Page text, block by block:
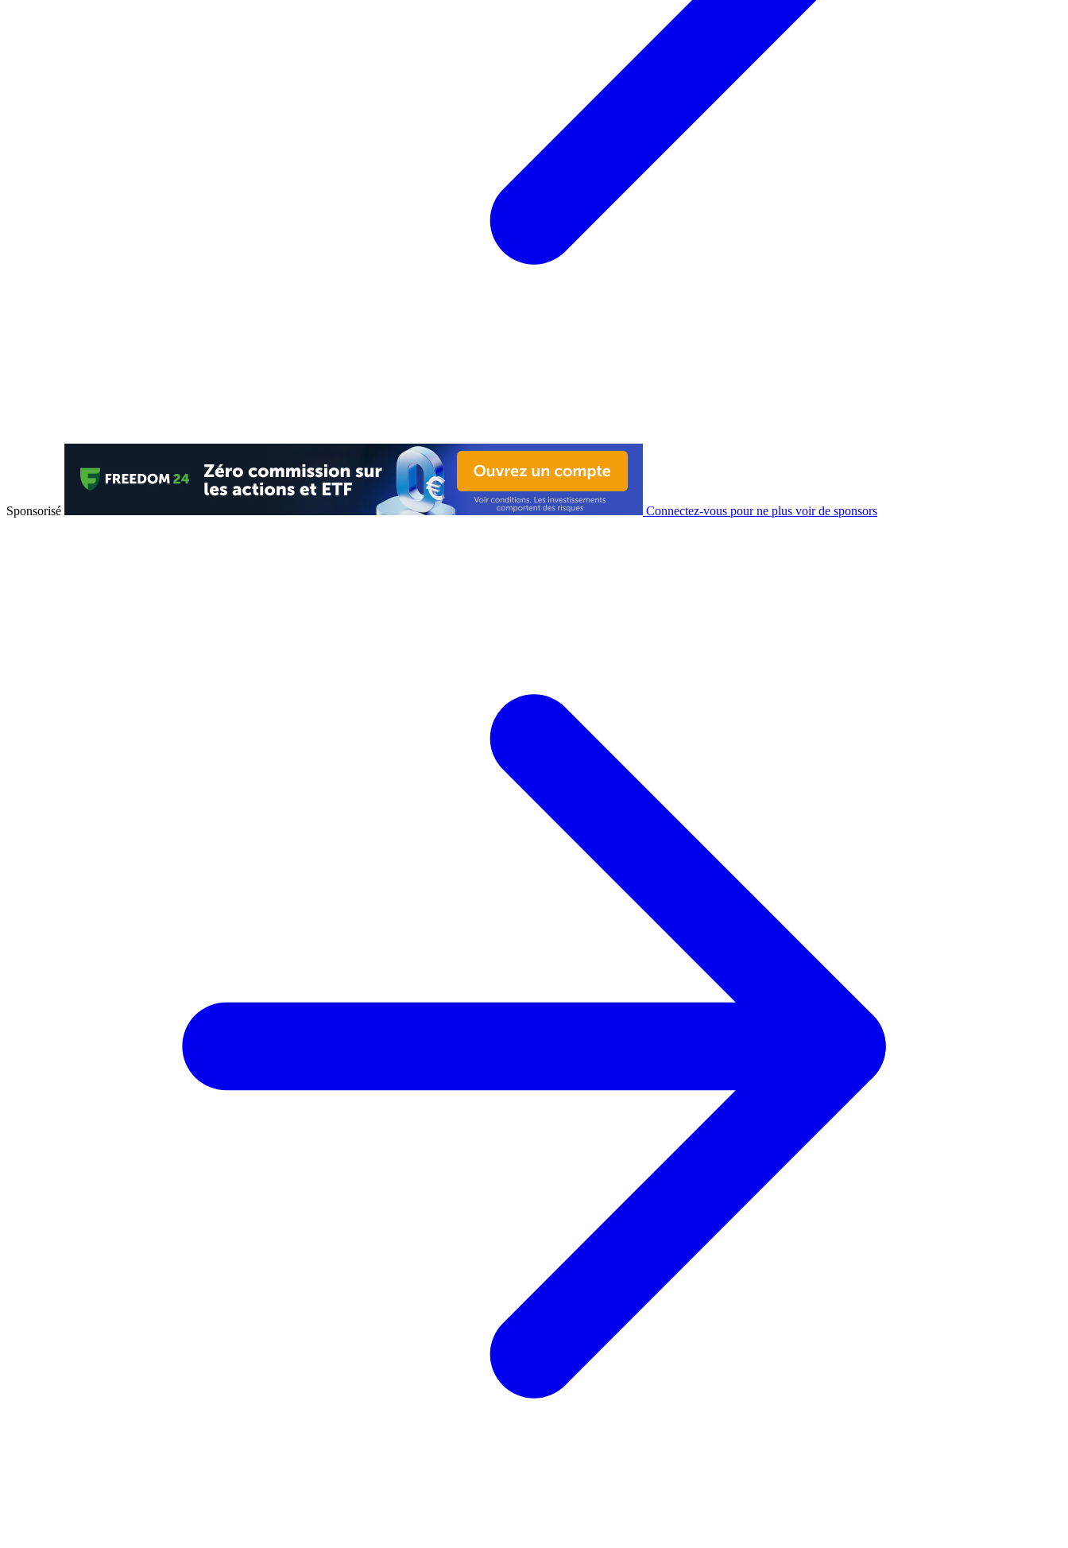
Sponsorisé Connectez-vous pour ne plus voir de sponsors